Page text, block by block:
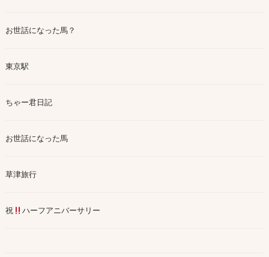
お世話になった馬？
東京駅
ちゃー君日記
お世話になった馬
草津旅行
祝 ハーフアニバーサリー